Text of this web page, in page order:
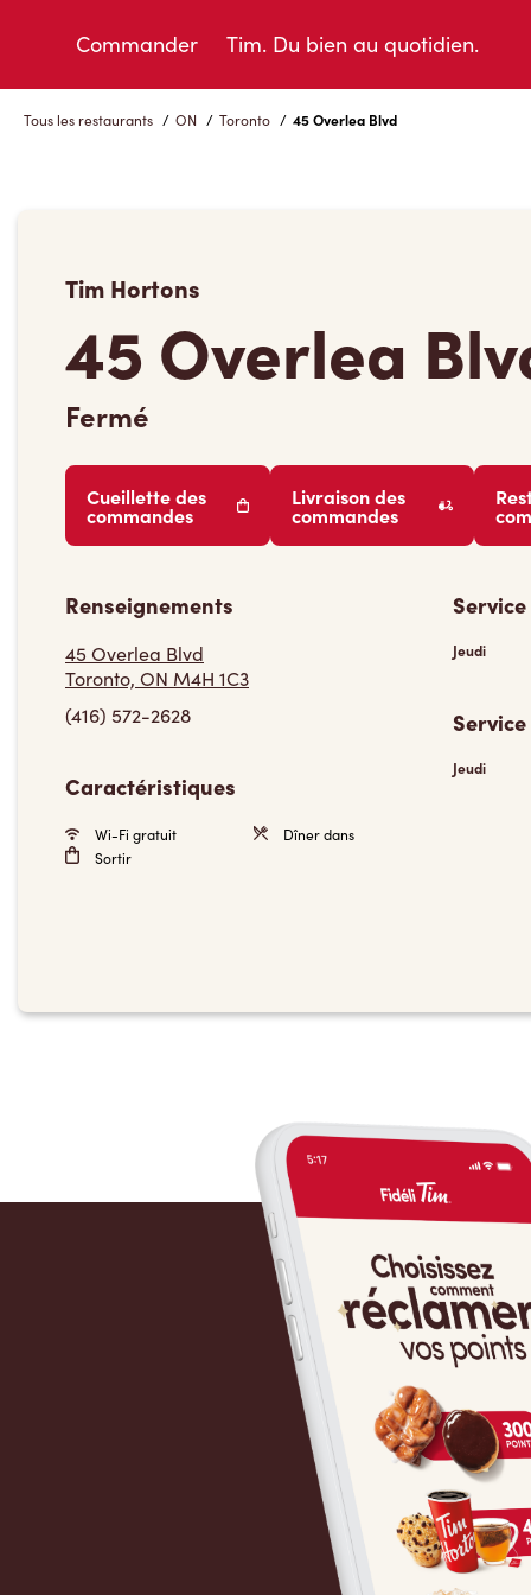
Commander Tim. Du bien au quotidien.
Tous les restaurants / ON / Toronto / 45 Overlea Blvd
Tim Hortons
45 Overlea
Fermé
Cueillette des
commandes
Livraison des
commandes
Renseignements
45 Overlea Blvd
Toronto, ON M4H 1C3
(416) 572-2628
Caractéristiques
Wi-Fi gratuit
Dîner dans
Sortir
Jeudi
Jeudi